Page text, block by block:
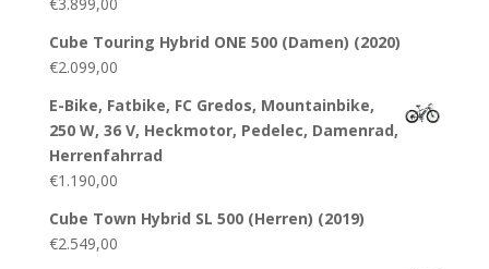
Cube Touring Hybrid ONE 500 (Damen) (2020)
€2.099,00
E-Bike, Fatbike, FC Gredos, Mountainbike,
250 W, 36 V, Heckmotor, Pedelec, Damenrad,
Herrenfahrrad
€1.190,00
Cube Town Hybrid SL 500 (Herren) (2019)
€2.549,00